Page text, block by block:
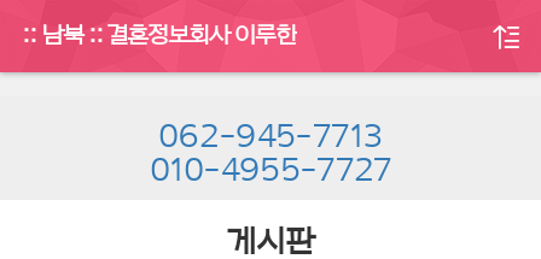
:: 남북 :: 결혼정보회사 이루한
062-945-7713
010-4955-7727
게시판